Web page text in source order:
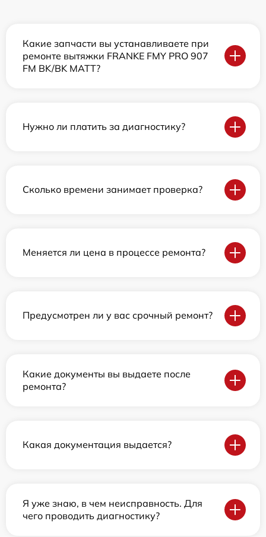
Какие запчасти вы устанавливаете при
ремонте вытяжки FRANKE FMY PRO 907
FM BK/BK MATT?
Нужно ли платить за диагностику?
Сколько времени занимает проверка?
Меняется ли цена в процессе ремонта?
Предусмотрен ли у вас срочный ремонт?
Какие документы вы выдаете после
ремонта?
Какая документация выдается?
Я уже знаю, в чем неисправность. Для
чего проводить диагностику?